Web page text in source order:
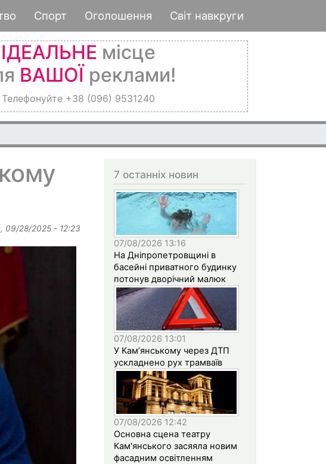
Спорт Оголошення Світ навкруги
ІДЕАЛЬНЕ місце
ВАШОЇ реклами!
Телефонуйте +38 (096) 9531240
09/28/2025 - 12:23
7 останніх новин
07/08/2026 13:16
На Дніпропетровщині в
басейні приватного будинку
потонув дворічний малюк
07/08/2026 13:01
У Кам’янському через ДТП
ускладнено рух трамваїв
07/08/2026 12:42
Основна сцена театру
Кам'янського засяяла новим
фасадним освітленням